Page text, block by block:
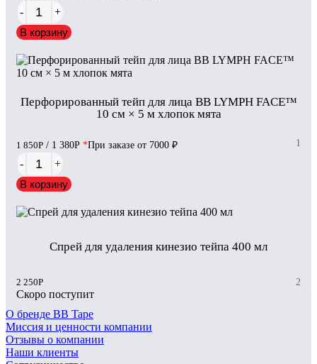
-
+
В корзину
Перфорированный тейп для лица BB LYMPH FACE™
10 см × 5 м хлопок мята
1 850Р / 1 380Р *При заказе от 7000 ₽ 1
-
+
В корзину
Cпрей для удаления кинезио тейпа 400 мл
2 250Р 2
Скоро поступит
О бренде BB Tape
Миссия и ценности компании
Отзывы о компании
Наши клиенты